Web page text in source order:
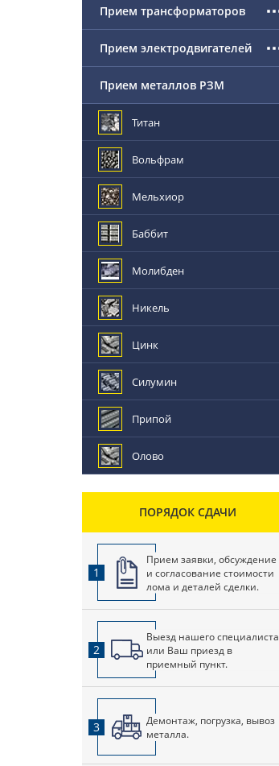
Прием трансформаторов
Прием электродвигателей
Прием металлов РЗМ
Титан
Вольфрам
Мельхиор
Баббит
Молибден
Никель
Цинк
Силумин
Припой
Олово
ПОРЯДОК СДАЧИ
1
Прием заявки, обсуждение
и согласование стоимости
лома и деталей сделки.
2
Выезд нашего специалиста
или Ваш приезд в
приемный пункт.
3
Демонтаж, погрузка, вывоз
металла.